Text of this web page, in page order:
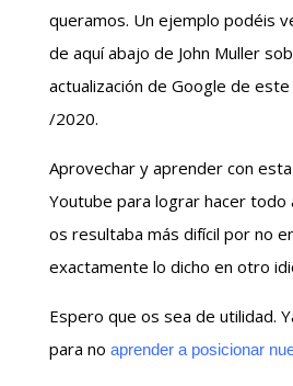
queramos. Un ejemplo podéis
de aquí abajo de John Muller
actualización de Google de
/2020.
Aprovechar y aprender con
Youtube para lograr hacer todo
os resultaba más difícil por no
exactamente lo dicho en otro
Espero que os sea de utilidad.
para no aprender a posicionar